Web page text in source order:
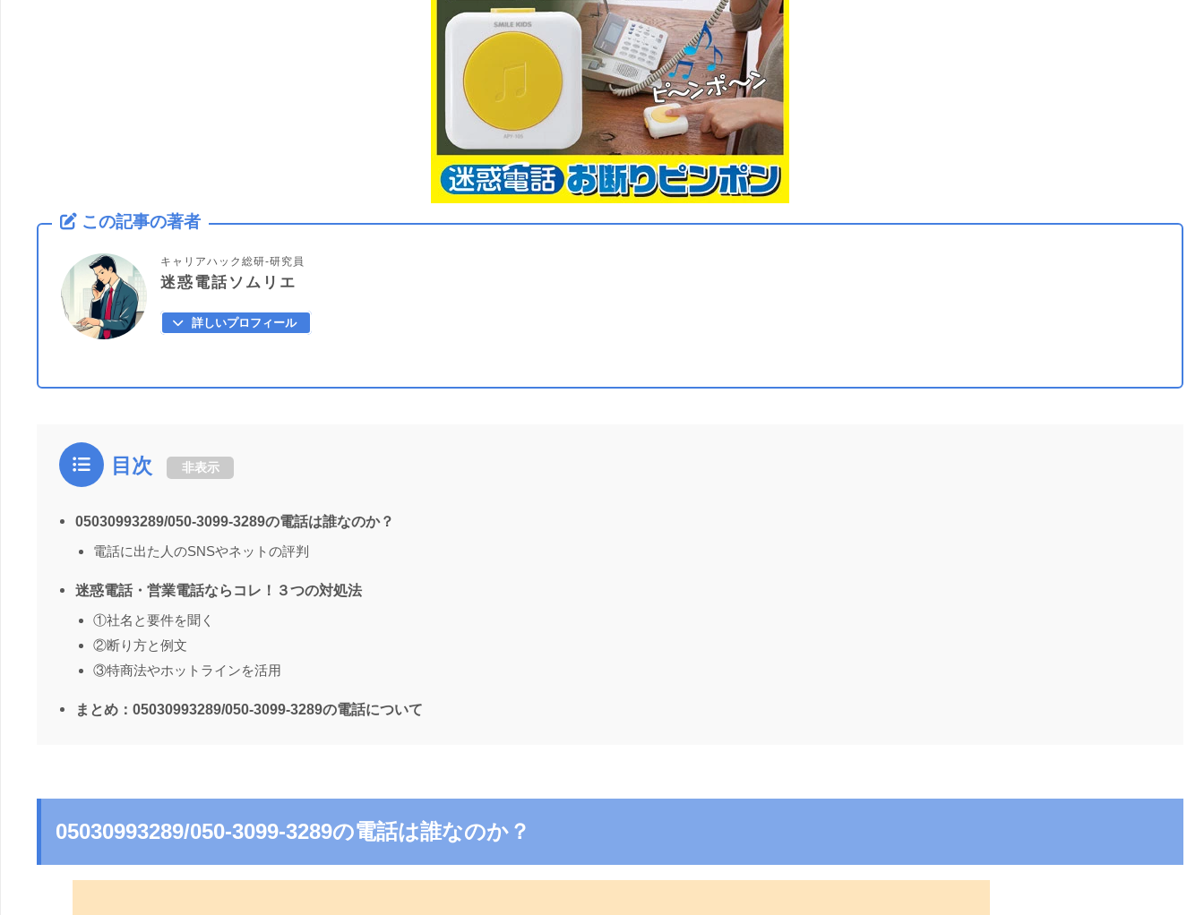
この記事の著者
キャリアハック総研-研究員
迷惑電話ソムリエ
詳しいプロフィール
目次 非表示
05030993289/050-3099-3289の電話は誰なのか？
電話に出た人のSNSやネットの評判
迷惑電話・営業電話ならコレ！３つの対処法
①社名と要件を聞く
②断り方と例文
③特商法やホットラインを活用
まとめ：05030993289/050-3099-3289の電話について
05030993289/050-3099-3289の電話は誰なのか？